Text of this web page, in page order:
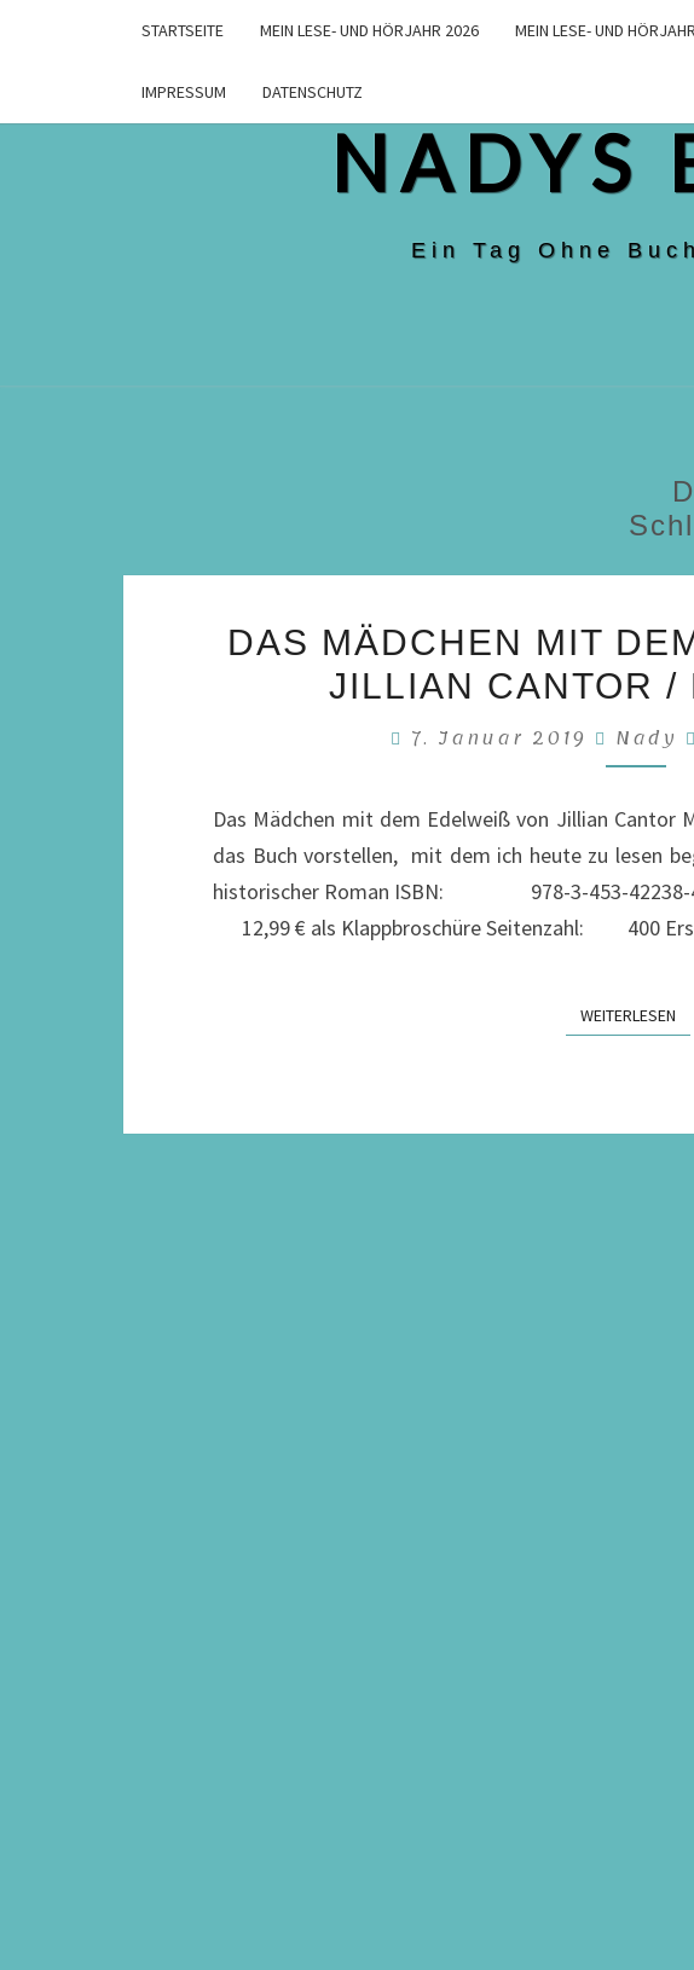
STARTSEITE MEIN LESE- UND HÖRJAHR 2026 MEIN LESE- UND
IMPRESSUM DATENSCHUTZ
NADYS
Ein Tag Ohne
MIT
/
DAS MÄDCHEN MIT
ILLIAN CANTOR /
7. Januar 2019 Nady
Das Mädchen mit dem Edelweiß von Jillian Cantor
das Buch vorstellen, mit dem ich heute
historischer Roman ISBN: 978-3-453-
12,99 € als Klappbroschüre Seitenzahl: 400
WEITERLESEN